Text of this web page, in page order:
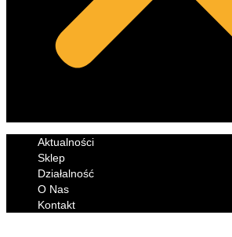
Aktualności
Sklep
Działalność
O Nas
Kontakt